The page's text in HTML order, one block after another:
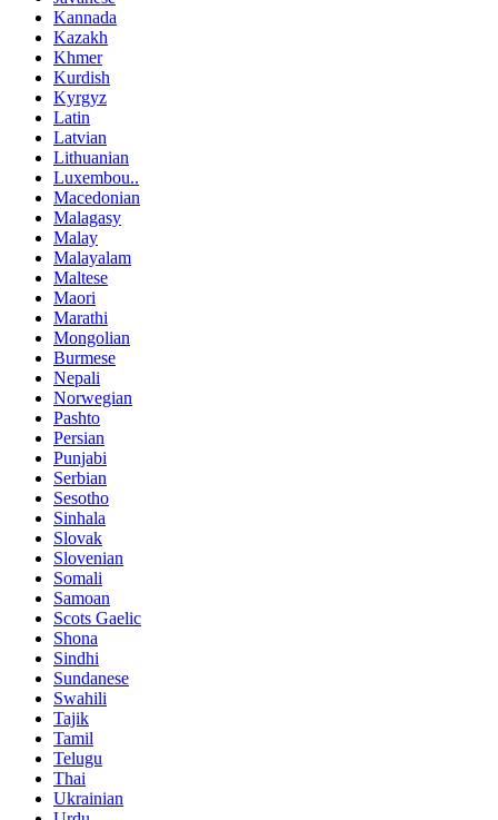
Kannada
Kazakh
Khmer
Kurdish
Kyrgyz
Latin
Latvian
Lithuanian
Luxembou..
Macedonian
Malagasy
Malay
Malayalam
Maltese
Maori
Marathi
Mongolian
Burmese
Nepali
Norwegian
Pashto
Persian
Punjabi
Serbian
Sesotho
Sinhala
Slovak
Slovenian
Somali
Samoan
Scots Gaelic
Shona
Sindhi
Sundanese
Swahili
Tajik
Tamil
Telugu
Thai
Ukrainian